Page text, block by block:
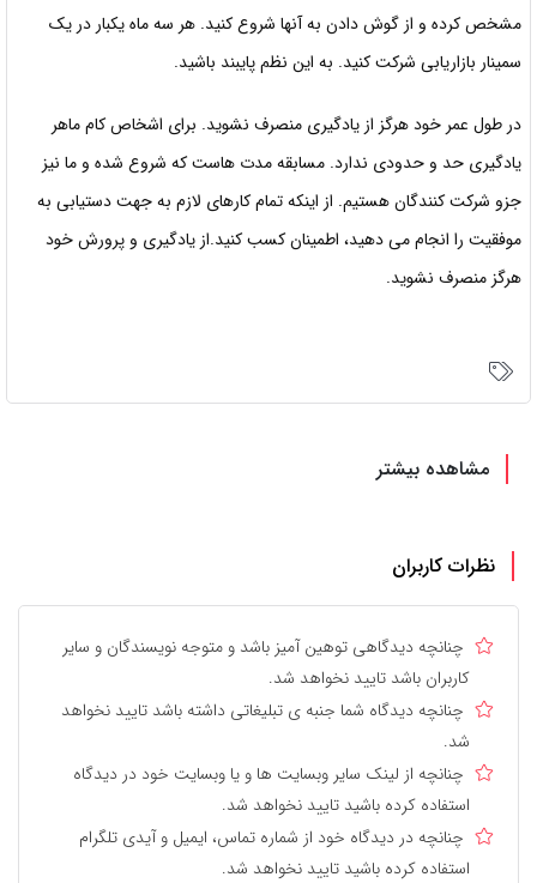
مشخص کرده و از گوش دادن به آنها شروع کنید. هر سه ماه یکبار در یک
سمینار بازاریابی شرکت کنید. به این نظم پایبند باشید.
در طول عمر خود هرگز از یادگیری منصرف نشوید. برای اشخاص کام ماهر
یادگیری حد و حدودی ندارد. مسابقه مدت هاست که شروع شده و ما نیز
جزو شرکت کنندگان هستیم. از اینکه تمام کارهای لازم به جهت دستیابی به
موفقیت را انجام می دهید، اطمینان کسب کنید.از یادگیری و پرورش خود
هرگز منصرف نشوید.
مشاهده بیشتر
نظرات کاربران
چنانچه دیدگاهی توهین آمیز باشد و متوجه نویسندگان و سایر
کاربران باشد تایید نخواهد شد.
چنانچه دیدگاه شما جنبه ی تبلیغاتی داشته باشد تایید نخواهد
شد.
چنانچه از لینک سایر وبسایت ها و یا وبسایت خود در دیدگاه
استفاده کرده باشید تایید نخواهد شد.
چنانچه در دیدگاه خود از شماره تماس، ایمیل و آیدی تلگرام
استفاده کرده باشید تایید نخواهد شد.